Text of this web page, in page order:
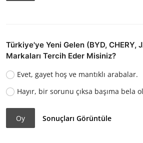
Türkiye'ye Yeni Gelen (BYD, CHERY,
Markaları Tercih Eder Misiniz?
Evet, gayet hoş ve mantıklı arabalar.
Hayır, bir sorunu çıksa başıma bela
Oy Sonuçları Görüntüle